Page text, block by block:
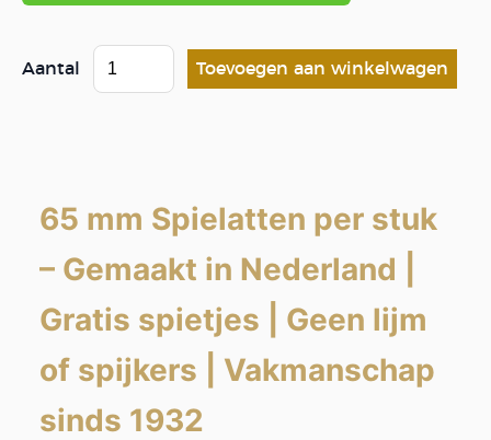
Aantal
65 mm Spielatten per stuk
– Gemaakt in Nederland
Gratis spietjes
Geen lijm
of spijkers
Vakmanschap
sinds 1932